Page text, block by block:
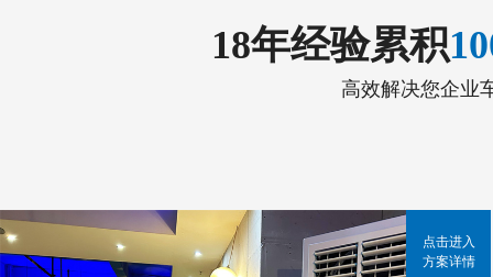
18年经验累积
高效解决您企业
点击进入
方案详情